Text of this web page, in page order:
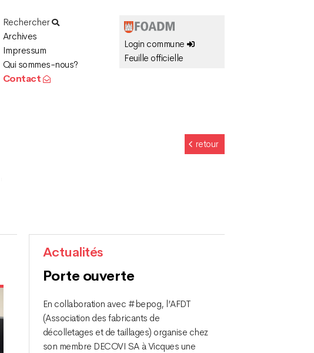
Rechercher
Archives
Impressum
Qui sommes-nous?
Contact
Login commune
Feuille officielle
retour
Actualités
Porte ouverte
En collaboration avec #bepog, l’AFDT
(Association des fabricants de
décolletages et de taillages) organise chez
son membre DECOVI SA à Vicques une